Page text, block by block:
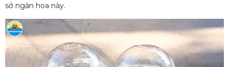
sở ngàn hoa này.